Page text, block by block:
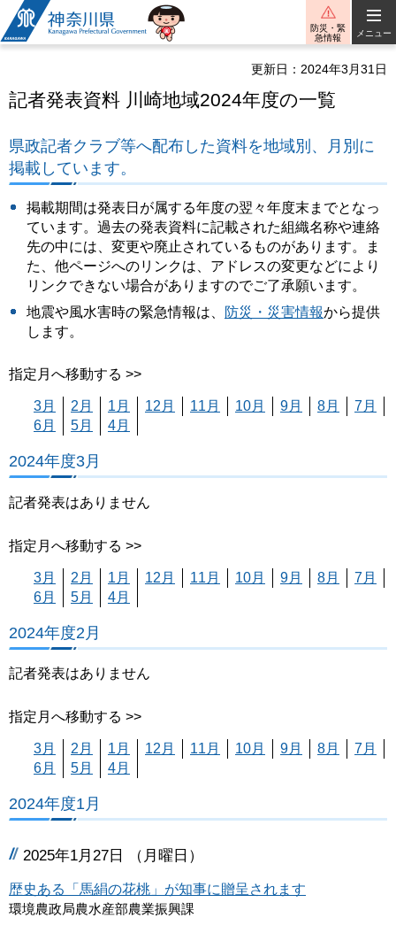
神奈川県
防災・緊
急情報
メニュー
更新日：2024年3月31日
記者発表資料 川崎地域2024年度の一覧
県政記者クラブ等へ配布した資料を地域別、月別に
掲載しています。
掲載期間は発表日が属する年度の翌々年度末までとなっ
ています。過去の発表資料に記載された組織名称や連絡
先の中には、変更や廃止されているものがあります。ま
た、他ページへのリンクは、アドレスの変更などにより
リンクできない場合がありますのでご了承願います。
地震や風水害時の緊急情報は、
防災・災害情報から提供
します。
指定月へ移動する >>
3月 2月 1月 12月 11月 10月 9月 8月
7月
6月
5月 4月
2024年度3月
記者発表はありません
指定月へ移動する >>
3月 2月 1月 12月 11月 10月 9月 8月
7月
6月
5月 4月
2024年度2月
記者発表はありません
指定月へ移動する >>
3月 2月 1月 12月 11月 10月 9月 8月
7月
6月
5月 4月
2024年度1月
2025年1月27日 （月曜日）
歴史ある「馬絹の花桃」が知事に贈呈されます
環境農政局農水産部農業振興課